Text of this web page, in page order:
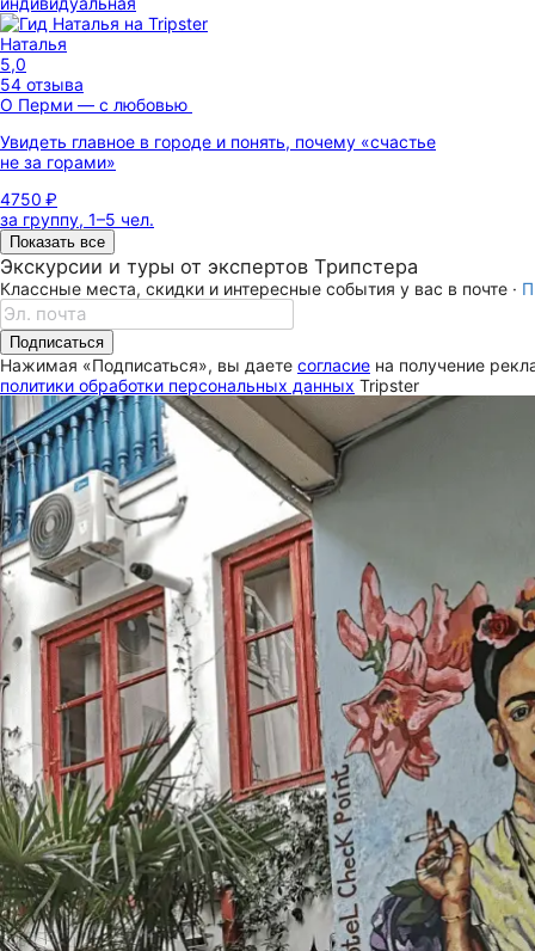
Наталья
5,0
54 отзыва
О Перми — с любовью
Увидеть главное в городе и понять, почему «счастье
не за горами»
4750 ₽
за группу, 1–5 чел.
Показать все
Экскурсии и туры от экспертов Трипстера
Классные места, скидки и интересные события у вас в почте ·
Подписаться
Нажимая «Подписаться», вы даете согласие на получение
политики обработки персональных данных Tripster